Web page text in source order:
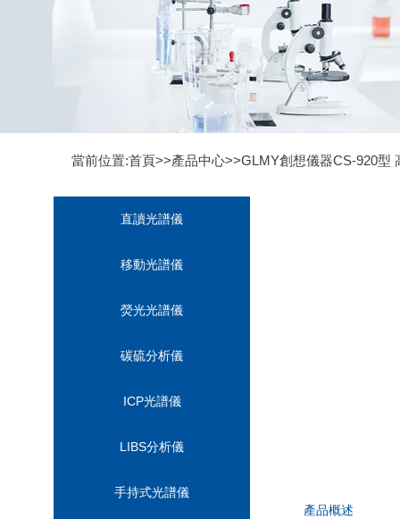
當前位置:首頁>>產品中心>>GLMY創想儀器CS-920型
直讀光譜儀
移動光譜儀
熒光光譜儀
碳硫分析儀
ICP光譜儀
LIBS分析儀
手持式光譜儀
產品概述